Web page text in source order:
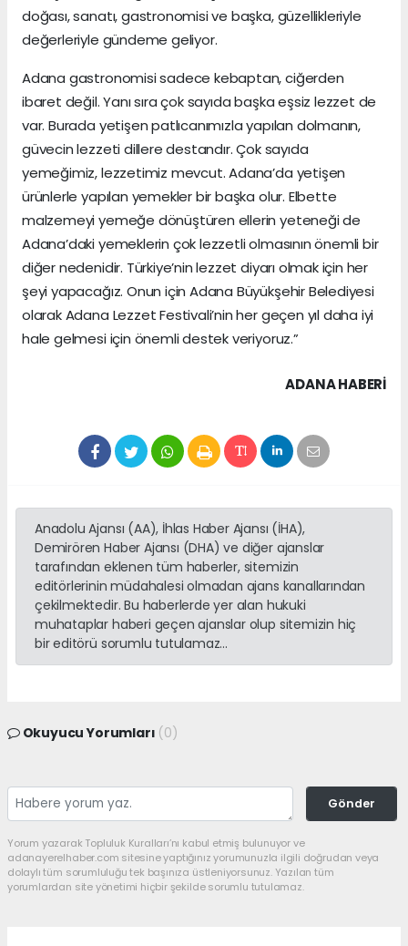
doğası, sanatı, gastronomisi ve başka, güzellikleriyle
değerleriyle gündeme geliyor.
Adana gastronomisi sadece kebaptan, ciğerden
ibaret değil. Yanı sıra çok sayıda başka eşsiz lezzet de
var. Burada yetişen patlıcanımızla yapılan dolmanın,
güvecin lezzeti dillere destandır. Çok sayıda
yemeğimiz, lezzetimiz mevcut. Adana’da yetişen
ürünlerle yapılan yemekler bir başka olur. Elbette
malzemeyi yemeğe dönüştüren ellerin yeteneği de
Adana’daki yemeklerin çok lezzetli olmasının önemli bir
diğer nedenidir. Türkiye’nin lezzet diyarı olmak için her
şeyi yapacağız. Onun için Adana Büyükşehir Belediyesi
olarak Adana Lezzet Festivali’nin her geçen yıl daha iyi
hale gelmesi için önemli destek veriyoruz.”
ADANA HABERİ
Anadolu Ajansı (AA), İhlas Haber Ajansı (İHA),
Demirören Haber Ajansı (DHA) ve diğer ajanslar
tarafından eklenen tüm haberler, sitemizin
editörlerinin müdahalesi olmadan ajans kanallarından
çekilmektedir. Bu haberlerde yer alan hukuki
muhataplar haberi geçen ajanslar olup sitemizin hiç
bir editörü sorumlu tutulamaz...
Okuyucu Yorumları (0)
Gönder
Yorum yazarak Topluluk Kuralları’nı kabul etmiş bulunuyor ve
adanayerelhaber.com sitesine yaptığınız yorumunuzla ilgili doğrudan veya
dolaylı tüm sorumluluğu tek başınıza üstleniyorsunuz. Yazılan tüm
yorumlardan site yönetimi hiçbir şekilde sorumlu tutulamaz.